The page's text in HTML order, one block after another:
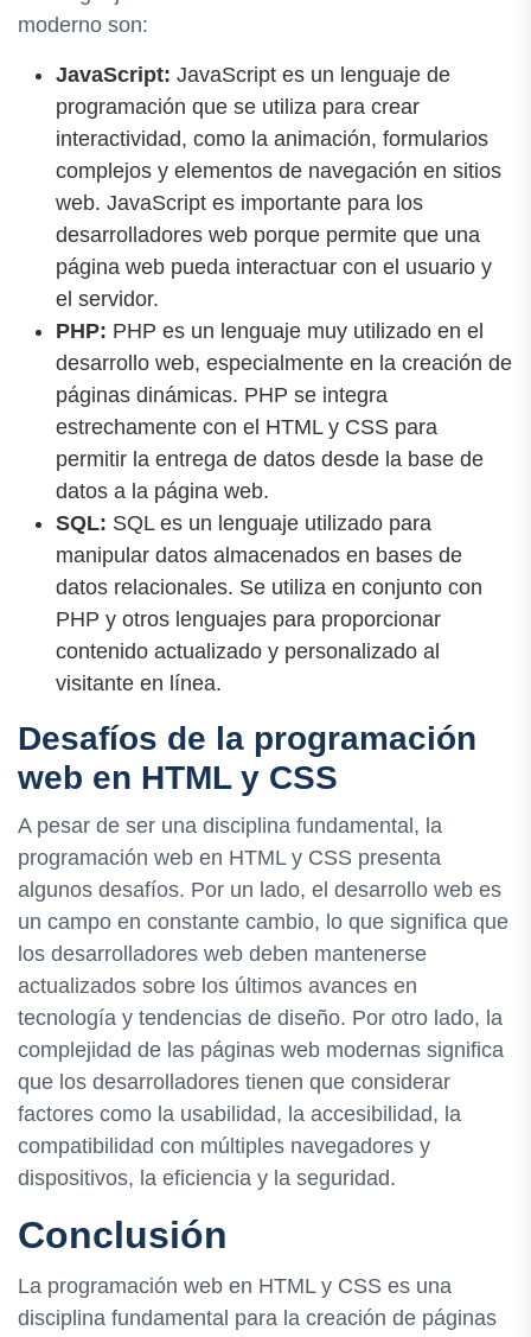
moderno son:
JavaScript: JavaScript es un lenguaje de
programación que se utiliza para crear
interactividad, como la animación, formularios
complejos y elementos de navegación en sitios
web. JavaScript es importante para los
desarrolladores web porque permite que una
página web pueda interactuar con el usuario y
el servidor.
PHP: PHP es un lenguaje muy utilizado en el
desarrollo web, especialmente en la creación de
páginas dinámicas. PHP se integra
estrechamente con el HTML y CSS para
permitir la entrega de datos desde la base de
datos a la página web.
SQL: SQL es un lenguaje utilizado para
manipular datos almacenados en bases de
datos relacionales. Se utiliza en conjunto con
PHP y otros lenguajes para proporcionar
contenido actualizado y personalizado al
visitante en línea.
Desafíos de la programación
web en HTML y CSS
A pesar de ser una disciplina fundamental, la
programación web en HTML y CSS presenta
algunos desafíos. Por un lado, el desarrollo web es
un campo en constante cambio, lo que significa que
los desarrolladores web deben mantenerse
actualizados sobre los últimos avances en
tecnología y tendencias de diseño. Por otro lado, la
complejidad de las páginas web modernas significa
que los desarrolladores tienen que considerar
factores como la usabilidad, la accesibilidad, la
compatibilidad con múltiples navegadores y
dispositivos, la eficiencia y la seguridad.
Conclusión
La programación web en HTML y CSS es una
disciplina fundamental para la creación de páginas